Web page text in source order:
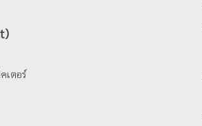
เตอร์